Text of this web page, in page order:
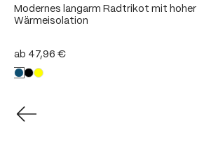
Modernes langarm Radtrikot mit hoher
Wärmeisolation
ab 47,96 €